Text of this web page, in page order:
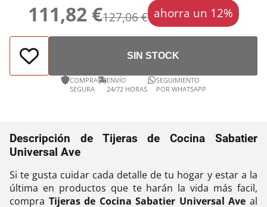
111,82 €127,06 € ahorra un 12%
SIN STOCK
COMPRA
SEGURA
ENVÍO
24/72 HORAS
SEGUIMIENTO
POR WHATSAPP
Descripción de Tijeras de Cocina Sabatier
Universal Ave
Si te gusta cuidar cada detalle de tu hogar y estar a la
última en productos que te harán la vida más facil,
compra Tijeras de Cocina Sabatier Universal Ave al